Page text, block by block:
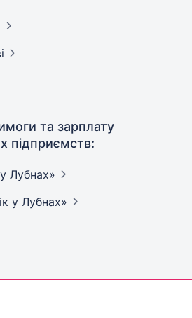
та зарплату
підприємств:
Лубнах»
у Лубнах»